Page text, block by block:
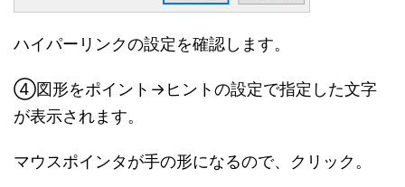
ハイパーリンクの設定を確認します。
④図形をポイント→ヒントの設定で指定した文字
が表示されます。
マウスポインタが手の形になるので、クリック。